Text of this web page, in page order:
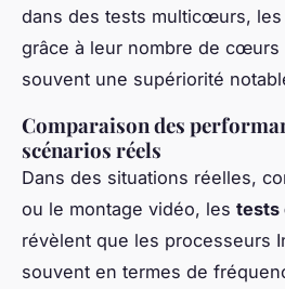
dans des tests multicœurs, les
grâce à leur nombre de
souvent une supériorité
Comparaison des
scénarios réels
Dans des situations réelles,
ou le montage vidéo, les tests
révèlent que les processeurs
souvent en termes de